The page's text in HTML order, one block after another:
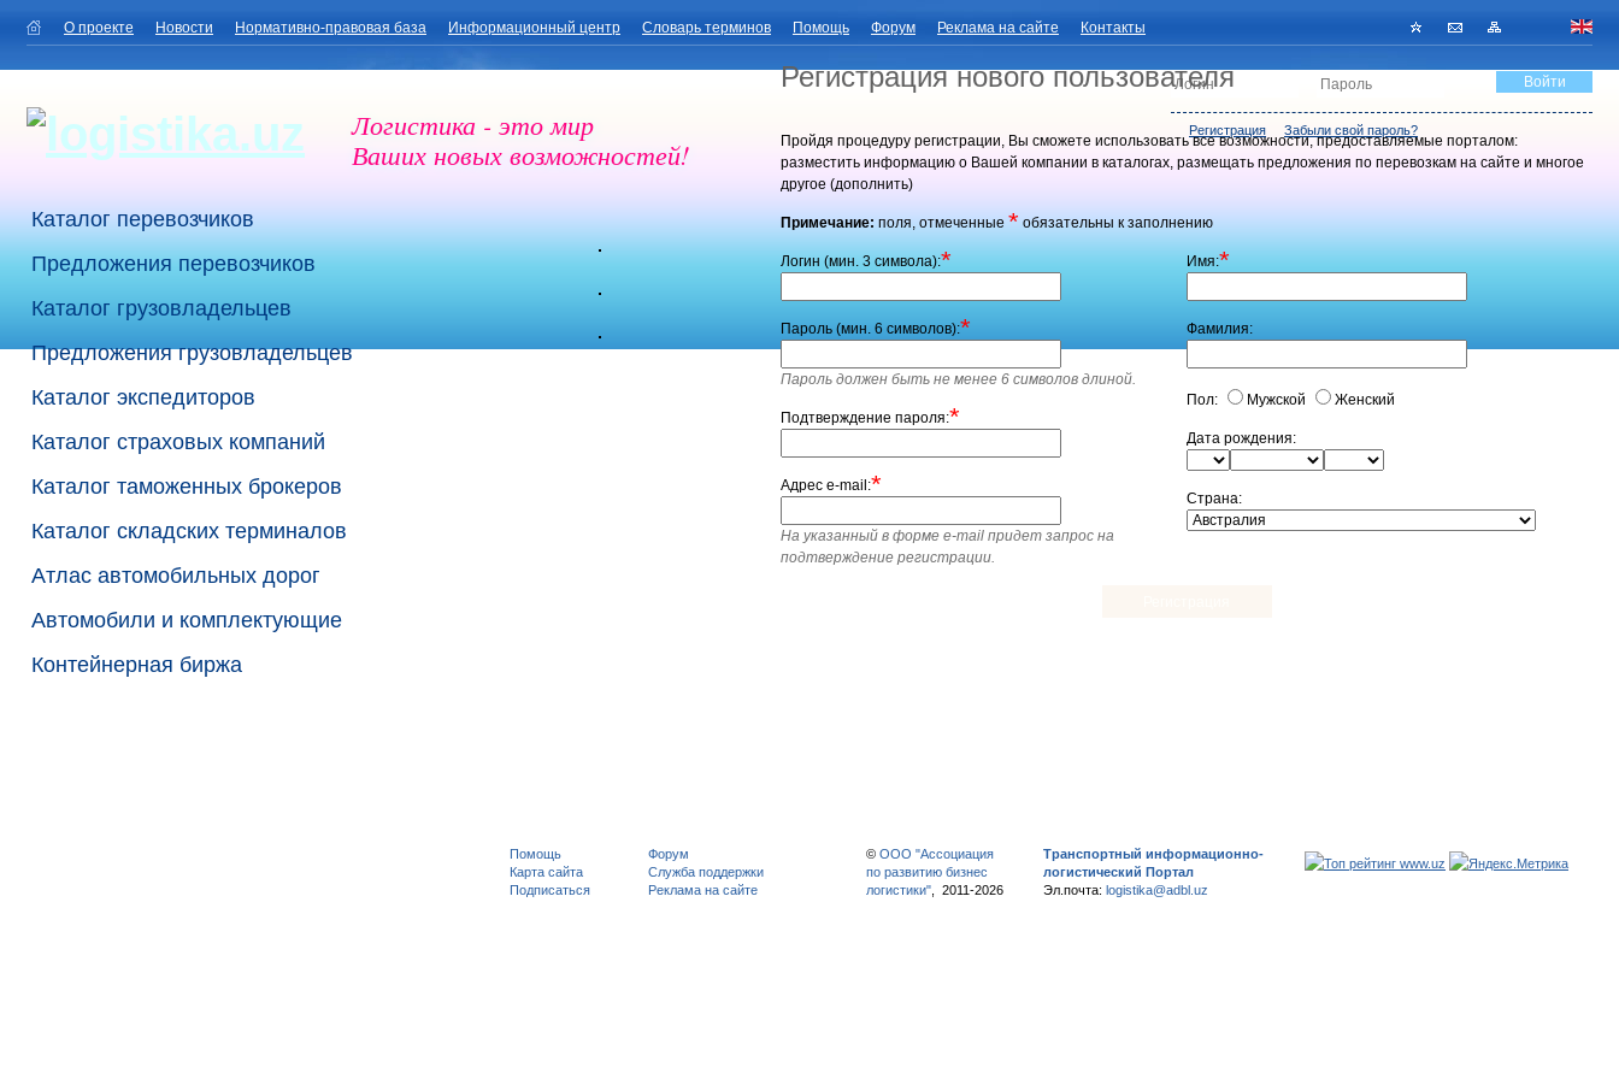
О проекте Новости Нормативно-правовая база Информационный центр Словарь терминов Помощь Форум Реклама на сайте Контакты
Логистика - это мир
Ваших новых возможностей!
Регистрация Забыли свой пароль?
Каталог перевозчиков
Предложения перевозчиков
Каталог грузовладельцев
Предложения грузовладельцев
Каталог экспедиторов
Каталог страховых компаний
Каталог таможенных брокеров
Каталог складских терминалов
Атлас автомобильных дорог
Автомобили и комплектующие
Контейнерная биржа
Регистрация нового пользователя
Пройдя процедуру регистрации, Вы сможете использовать все возможности, предоставляемые порталом:
разместить информацию о Вашей компании в каталогах, размещать предложения по перевозкам на сайте и многое
другое (дополнить)
Примечание: поля, отмеченные* обязательны к заполнению
Логин (мин. 3 символа):*
Пароль (мин. 6 символов):*
Пароль должен быть не менее 6 символов длиной.
Подтверждение пароля:*
Адрес e-mail:*
На указанный в форме e-mail придет запрос на
подтверждение регистрации.
Имя:*
Фамилия:
Пол: Мужской Женский
Дата рождения:
Страна:
Помощь
Карта сайта
Подписаться
Форум
Служба поддержки
Реклама на сайте
© ООО "Ассоциация
по развитию бизнес
логистики" , 2011-2026
Транспортный информационно-
логистический Портал
Эл.почта: logistika@adbl.uz